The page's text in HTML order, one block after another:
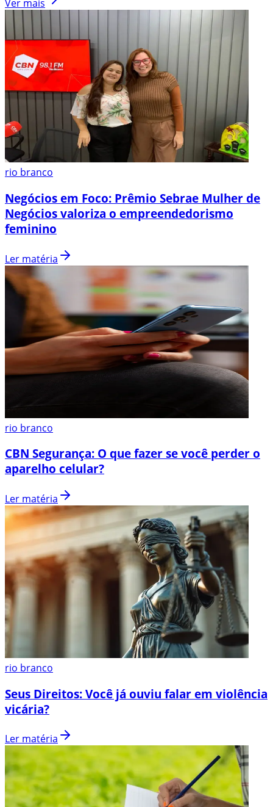
Ver mais
rio branco
Negócios em Foco: Prêmio Sebrae Mulher de
Negócios valoriza o empreendedorismo
feminino
Ler matéria
rio branco
CBN Segurança: O que fazer se você perder o
aparelho celular?
Ler matéria
rio branco
Seus Direitos: Você já ouviu falar em violência
vicária?
Ler matéria